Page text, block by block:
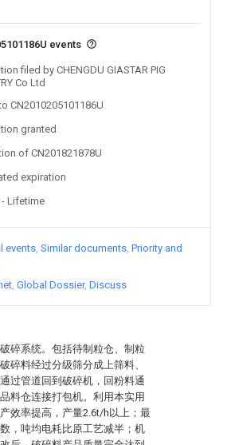
碎系统。包括待制粒仓、制粒
碎料经过分级筛分成上筛料、
过管道回到破碎机，回粉料通
料仓连接打包机。利用本实用
效率提高，产量2.6t/h以上；最
，吨均电耗比原工艺减半；机
events
filed by CHENGDU GIASTAR PIG
Co Ltd
CN2010205101186U
granted
of CN201821878U
expiration
Lifetime
events Similar documents Priority and
Global Dossier Discuss